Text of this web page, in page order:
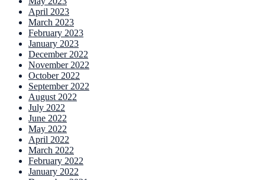
April 2023
March 2023
February 2023
January 2023
December 2022
November 2022
October 2022
September 2022
August 2022
July 2022
June 2022
May 2022
April 2022
March 2022
February 2022
January 2022